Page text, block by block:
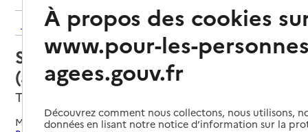
Retour aux résultats de l'annuaire
Service autonomie à domicile
(aide) – Auxi'life 31
Toulouse, HAUTE-GARONNE
Mis à jour le07/08/2026
À propos des cookies
www.pour-les-
agees.gouv.fr
Découvrez comment nous collectons, nous utilisons,
données en lisant notre notice d’information sur la